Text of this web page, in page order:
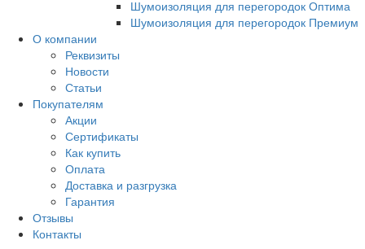
Шумоизоляция для перегородок Оптима
Шумоизоляция для перегородок Премиум
О компании
Реквизиты
Новости
Статьи
Покупателям
Акции
Сертификаты
Как купить
Оплата
Доставка и разгрузка
Гарантия
Отзывы
Контакты